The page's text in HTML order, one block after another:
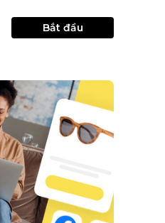
Bắt đầu